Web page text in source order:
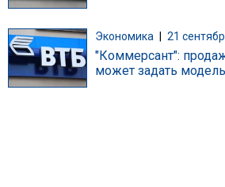
Экономика 21
"Коммерсант":
может задать